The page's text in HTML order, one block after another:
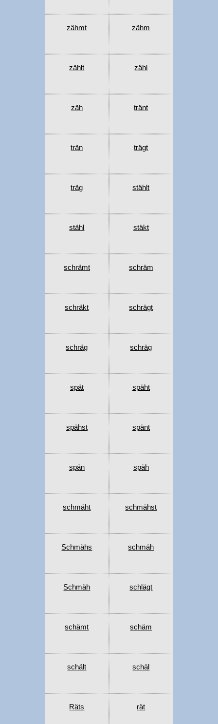
zähmt zähm
zählt zähl
zäh tränt
trän trägt
träg stählt
stähl stäkt
schrämt schräm
schräkt schrägt
schräg schräg
spät späht
spähst spänt
spän späh
schmäht schmähst
Schmähs schmäh
Schmäh schlägt
schämt schäm
schält schäl
Räts rät